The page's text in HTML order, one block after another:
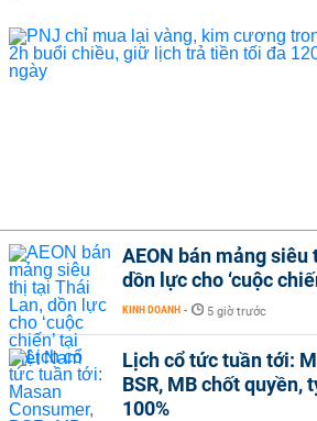
AEON bán mảng siêu
dồn lực cho ‘cuộc
KINH DOANH - 5 giờ trước
Lịch cổ tức tuần tới:
BSR, MB chốt quyền,
100%